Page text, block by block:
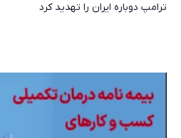
ترامپ دوباره ایران را تهدید کرد